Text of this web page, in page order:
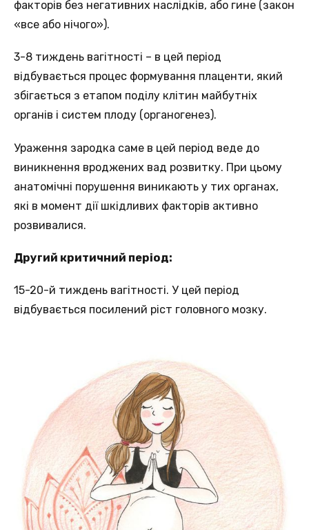
факторів без негативних наслідків, або гине (закон
«все або нічого»).
3-8 тиждень вагітності – в цей період
відбувається процес формування плаценти, який
збігається з етапом поділу клітин майбутніх
органів і систем плоду (органогенез).
Ураження зародка саме в цей період веде до
виникнення вроджених вад розвитку. При цьому
анатомічні порушення виникають у тих органах,
які в момент дії шкідливих факторів активно
розвивалися.
Другий критичний період:
15-20-й тиждень вагітності. У цей період
відбувається посилений ріст головного мозку.